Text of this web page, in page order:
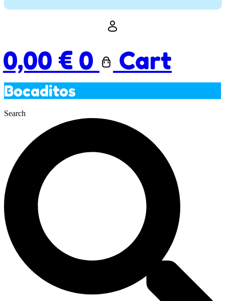
0,00 € 0 Cart
Bocaditos
Search